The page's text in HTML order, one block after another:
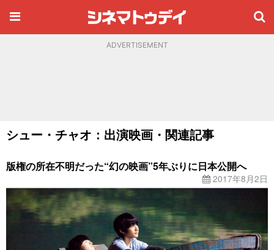
ADVERTISEMENT
シュー・チャオ：出演映画・関連記事
版権の所在不明だった“幻の映画”5年ぶりに日本公開へ
2017年8月2日